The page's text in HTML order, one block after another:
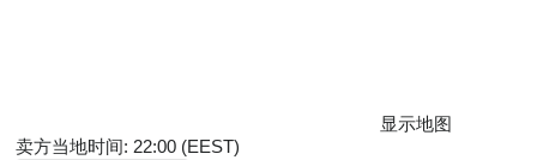
显示地图
卖方当地时间: 22:00 (EEST)